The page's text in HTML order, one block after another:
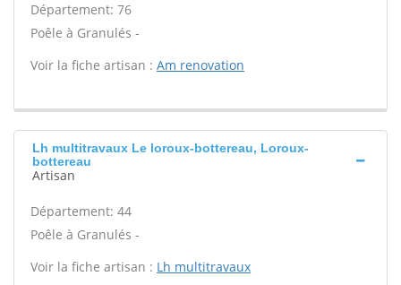
Département: 76
Poêle à Granulés -
Voir la fiche artisan : Am renovation
Lh multitravaux Le loroux-bottereau, Loroux-
bottereau
Artisan
Département: 44
Poêle à Granulés -
Voir la fiche artisan : Lh multitravaux